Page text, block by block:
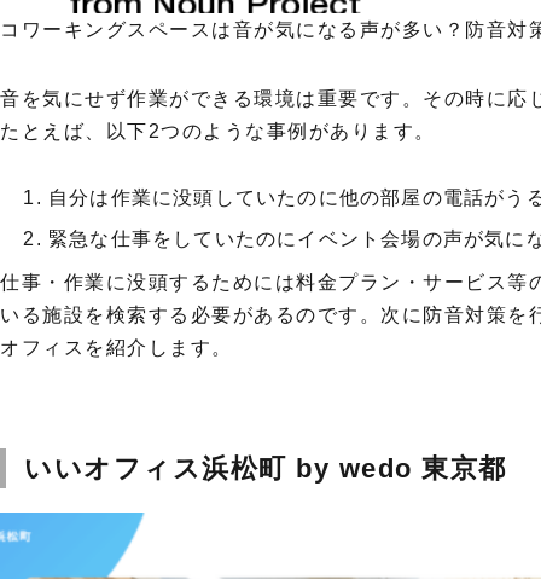
コワーキングスペースは音が気になる声が多い？防音
音を気にせず作業ができる環境は重要です。その時に
たとえば、以下2つのような事例があります。
自分は作業に没頭していたのに他の部屋の電話がう
緊急な仕事をしていたのにイベント会場の声が気に
仕事・作業に没頭するためには料金プラン・サービス
いる施設を検索する必要があるのです。次に防音対策
オフィスを紹介します。
いいオフィス浜松町 by wedo 東京都